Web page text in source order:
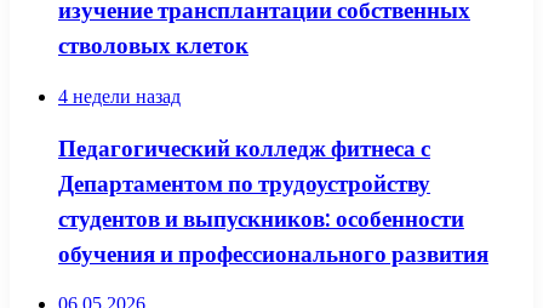
изучение трансплантации собственных
стволовых клеток
4 недели назад
Педагогический колледж фитнеса с
Департаментом по трудоустройству
студентов и выпускников: особенности
обучения и профессионального развития